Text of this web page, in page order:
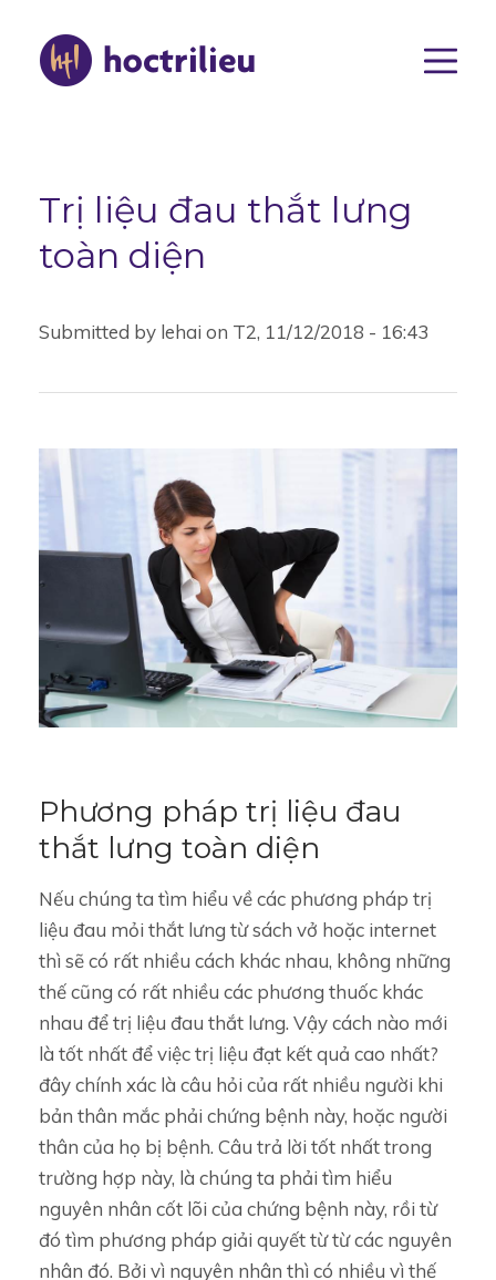
Trị liệu đau thắt lưng
toàn diện
Submitted by lehai on T2, 11/12/2018 - 16:43
Phương pháp trị liệu đau
thắt lưng toàn diện
Nếu chúng ta tìm hiểu về các phương pháp trị
liệu đau mỏi thắt lưng từ sách vở hoặc internet
thì sẽ có rất nhiều cách khác nhau, không những
thế cũng có rất nhiều các phương thuốc khác
nhau để trị liệu đau thắt lưng. Vậy cách nào mới
là tốt nhất để việc trị liệu đạt kết quả cao nhất?
đây chính xác là câu hỏi của rất nhiều người khi
bản thân mắc phải chứng bệnh này, hoặc người
thân của họ bị bệnh. Câu trả lời tốt nhất trong
trường hợp này, là chúng ta phải tìm hiểu
nguyên nhân cốt lõi của chứng bệnh này, rồi từ
đó tìm phương pháp giải quyết từ từ các nguyên
nhân đó. Bởi vì nguyên nhân thì có nhiều vì thế